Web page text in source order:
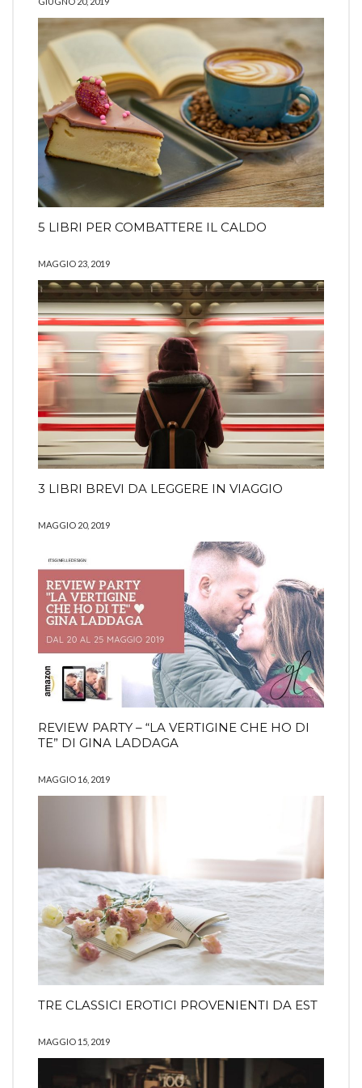
5 LIBRI PER COMBATTERE IL CALDO
MAGGIO 23, 2019
3 LIBRI BREVI DA LEGGERE IN VIAGGIO
MAGGIO 20, 2019
REVIEW PARTY – “LA VERTIGINE CHE HO DI
TE” DI GINA LADDAGA
MAGGIO 16, 2019
TRE CLASSICI EROTICI PROVENIENTI DA EST
MAGGIO 15, 2019